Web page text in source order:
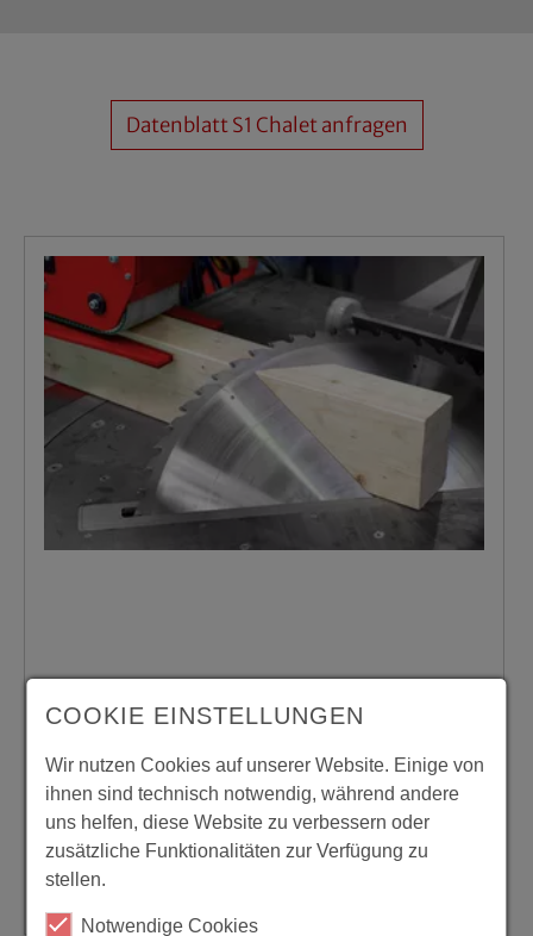
Datenblatt S1 Chalet anfragen
COOKIE EINSTELLUNGEN
Wir nutzen Cookies auf unserer Website. Einige von
ihnen sind technisch notwendig, während andere
uns helfen, diese Website zu verbessern oder
zusätzliche Funktionalitäten zur Verfügung zu
stellen.
Notwendige Cookies